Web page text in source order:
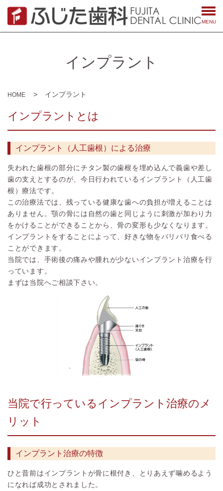
MENU
インプラント
HOME インプラント
インプラントとは
インプラント（人工歯根）による治療
失われた歯根の部分にチタン製の歯根を埋め込んで義歯や差し
歯の支えとするのが、今日行われているインプラント（人工歯
根）療法です。
この治療法では、残っている健康な歯への負担が増えることは
ありません。顎の骨には自然の歯と同じように刺激が加わり力
をかけることができることから、骨の変形も少なくなります。
インプラントをすることによって、好きな物をバリバリ食べる
ことができます。
当院では、手術後の痛みや腫れが少ないインプラント治療を行
っています。
まずは当院へご相談下さい。
当院で行っているインプラント治療のメ
リット
インプラント治療の特徴
ひと昔前はインプラントが骨に根付き、とりあえず噛めるよう
になれば成功とされました。